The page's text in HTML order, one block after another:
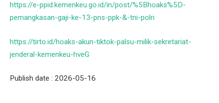
https://e-ppid.kemenkeu.go.id/in/post/%5Bhoaks%5D-
pemangkasan-gaji-ke-13-pns-ppk-&-tni-polri
https://tirto.id/hoaks-akun-tiktok-palsu-milik-sekretariat-
jenderal-kemenkeu-hveG
Publish date : 2026-05-16